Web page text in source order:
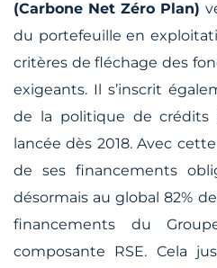
(Carbone Net Zéro Plan)
du portefeuille en
critères de fléchage des
exigeants. Il s’inscrit
de la politique de crédits
lancée dès 2018. Avec
de ses financements
désormais au global 82%
financements du
composante RSE. Cela